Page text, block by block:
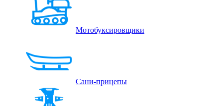
Мотобуксировщики
Сани-прицепы